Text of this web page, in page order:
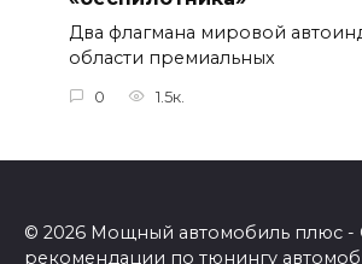
Два флагмана мировой
области премиальных
0 1.5к.
© 2026 Мощный автомобиль плюс -
рекомендации по тюнингу